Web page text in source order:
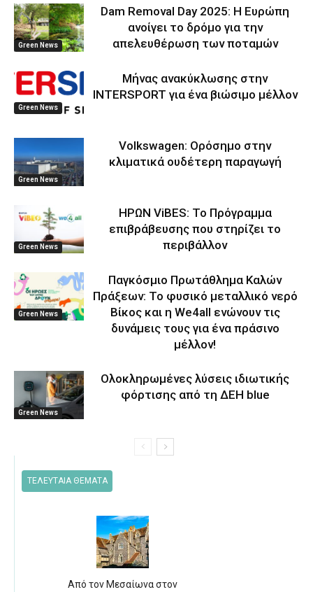
Green News
Dam Removal Day 2025: Η Ευρώπη
ανοίγει το δρόμο για την
απελευθέρωση των ποταμών
Green News
Μήνας ανακύκλωσης στην
INTERSPORT για ένα βιώσιμο μέλλον
Green News
Volkswagen: Ορόσημο στην
κλιματικά ουδέτερη παραγωγή
Green News
ΗΡΩΝ ViBES: Το Πρόγραμμα
επιβράβευσης που στηρίζει το
περιβάλλον
Green News
Παγκόσμιο Πρωτάθλημα Καλών
Πράξεων: Το φυσικό μεταλλικό νερό
Βίκος και η We4all ενώνουν τις
δυνάμεις τους για ένα πράσινο
μέλλον!
Green News
Ολοκληρωμένες λύσεις ιδιωτικής
φόρτισης από τη ΔΕΗ blue
ΤΕΛΕΥΤΑΙΑ ΘΕΜΑΤΑ
Από τον Μεσαίωνα στον